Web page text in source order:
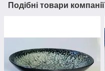
Подібні товари компанії